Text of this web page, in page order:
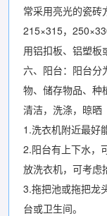
常采用亮光的瓷砖
215×315，
用铝扣板、铝塑板
六、阳台：阳台分
物、储存物品、种
清洁，洗涤，晾晒
1.洗衣机附近最好
2.阳台有上下水，
放洗衣机，可考虑
3.拖把池或拖把龙
台或卫生间。